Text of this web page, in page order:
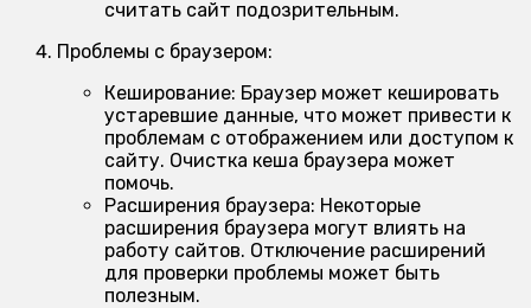
считать сайт подозрительным.
Проблемы с браузером:
Кеширование: Браузер может кешировать
устаревшие данные, что может привести к
проблемам с отображением или доступом к
сайту. Очистка кеша браузера может
помочь.
Расширения браузера: Некоторые
расширения браузера могут влиять на
работу сайтов. Отключение расширений
для проверки проблемы может быть
полезным.